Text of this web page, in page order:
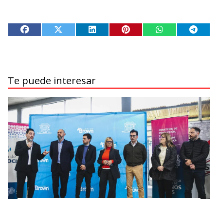
Te puede interesar